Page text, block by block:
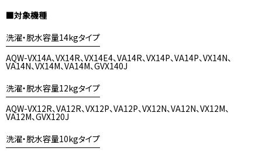
■対象機種
洗濯・脱水容量14kgタイプ
AQW-VX14A、VX14R、VX14E4、VA14R、VX14P、VA14P、VX14N、
VA14N、VX14M、VA14M、GVX140J
洗濯・脱水容量12kgタイプ
AQW-VX12R、VA12R、VX12P、VA12P、VX12N、VA12N、VX12M、
VA12M、GVX120J
洗濯・脱水容量10kgタイプ